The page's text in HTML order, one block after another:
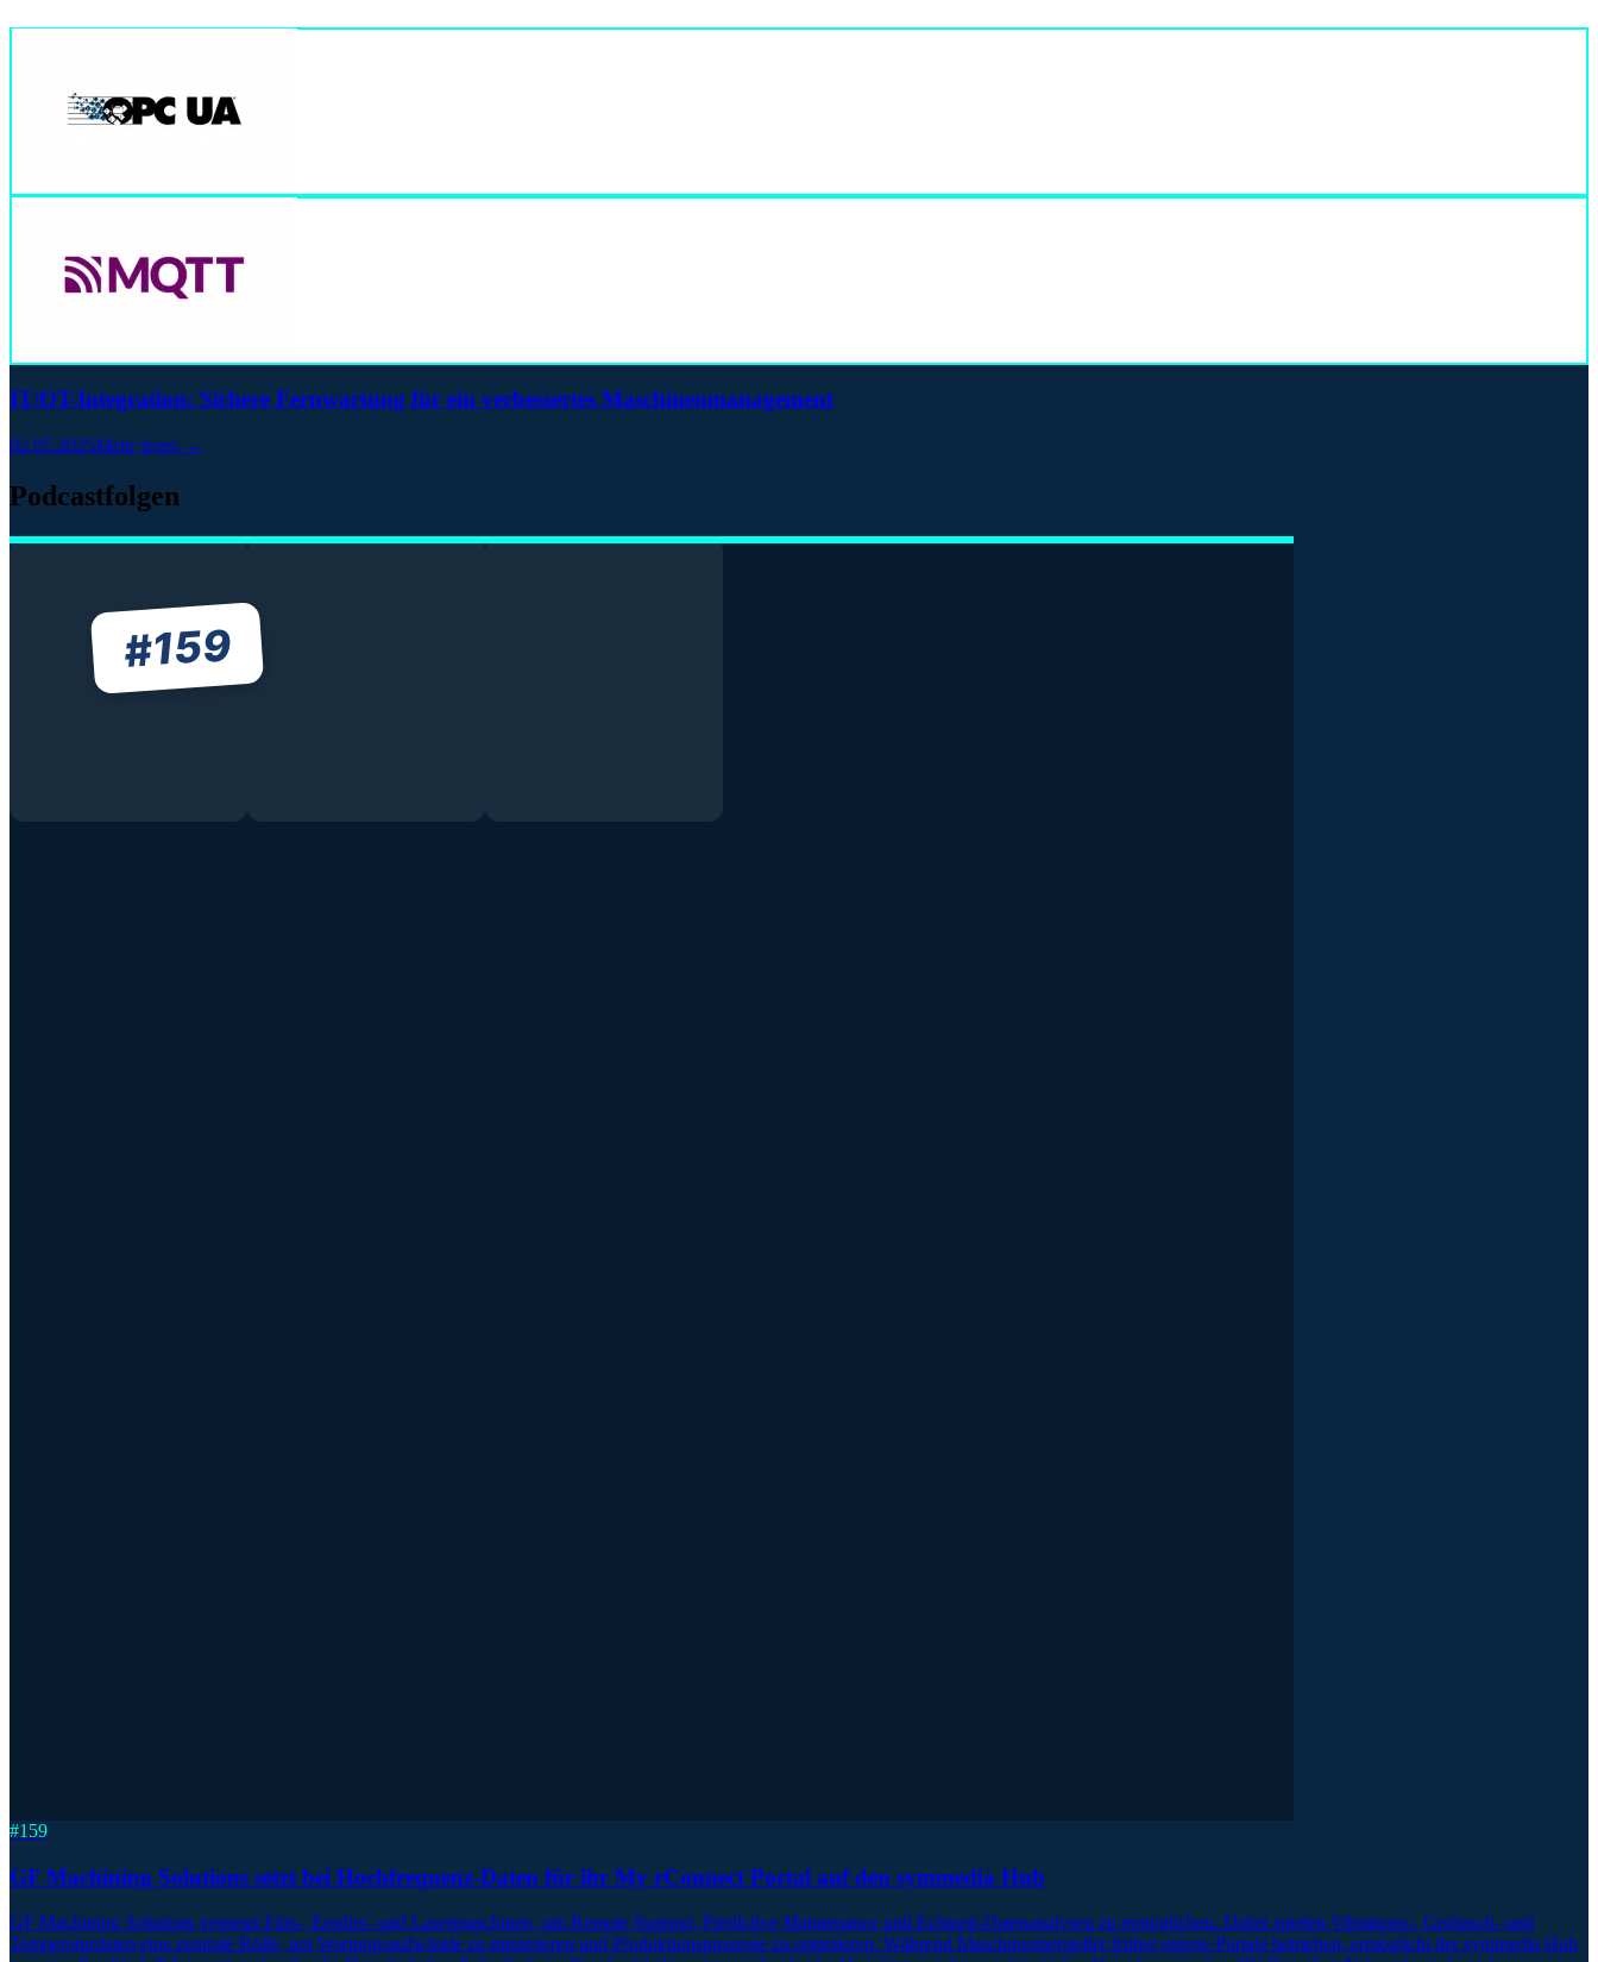
IT/OT-Integration: Sichere Fernwartung für ein verbessertes Maschinenmanagement
02.05.2025Mehr lesen →
Podcastfolgen
#159
#159
GF Machining Solutions setzt bei Hochfrequenz-Daten für ihr My rConnect Portal auf den symmedia Hub
GF Machining Solutions vernetzt Fräs-, Erodier- und Lasermaschinen, um Remote Support, Predictive Maintenance und Echtzeit-Datenanalysen zu ermöglichen. Dabei spielen Vibrations-, Geräusch- und
Temperaturdaten eine zentrale Rolle, um Wartungsaufwände zu minimieren und Produktionsprozesse zu optimieren. Während Maschinenhersteller früher eigene Portale betrieben, ermöglicht der symmedia Hub